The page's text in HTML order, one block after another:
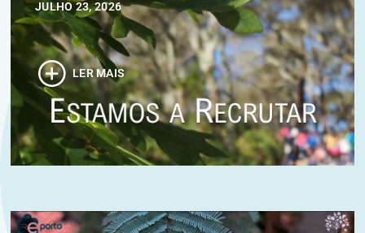
JULHO 23, 2026
LER MAIS